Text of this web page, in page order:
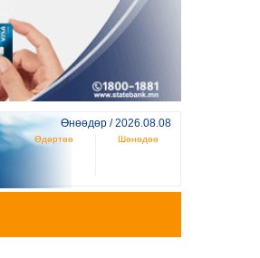
Өнөөдөр / 2026.08.08
Өдөртөө Шөнөдөө